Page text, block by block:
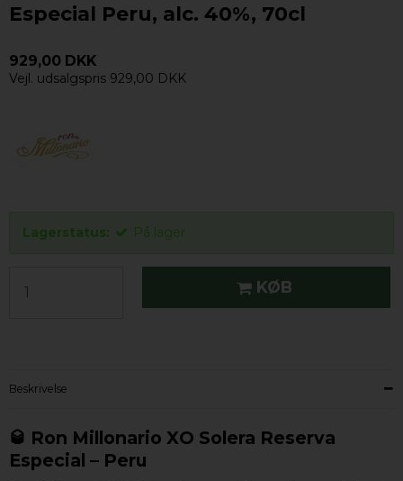
Especial Peru, alc. 40%, 70cl
929,00 DKK
Vejl. udsalgspris 929,00 DKK
Lagerstatus: På lager
KØB
Beskrivelse
🥃 Ron Millonario XO Solera Reserva
Especial – Peru